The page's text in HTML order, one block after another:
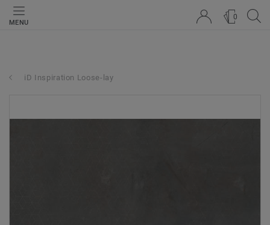
MENU
0
iD Inspiration Loose-lay